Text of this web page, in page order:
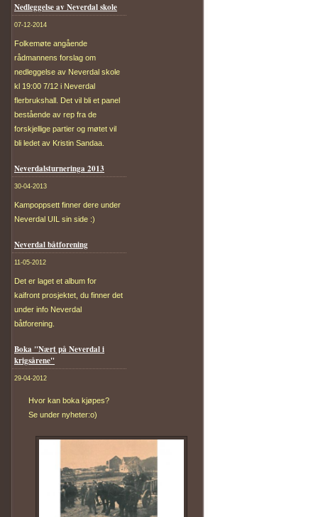
Nedleggelse av Neverdal skole
07-12-2014
Folkemøte angående
rådmannens forslag om
nedleggelse av Neverdal skole
kl 19:00 7/12 i Neverdal
flerbrukshall. Det vil bli et panel
bestående av rep fra de
forskjellige partier og møtet vil
bli ledet av Kristin Sandaa.
Neverdalsturneringa 2013
30-04-2013
Kampoppsett finner dere under
Neverdal UIL sin side :)
Neverdal båtforening
11-05-2012
Det er laget et album for
kaifront prosjektet, du finner det
under info Neverdal
båtforening.
Boka "Nært på Neverdal i
krigsårene"
29-04-2012
Hvor kan boka kjøpes?
Se under nyheter:o)